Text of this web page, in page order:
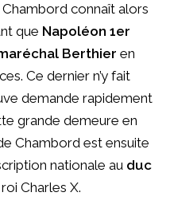
connaît alors
que Napoléon 1er
Berthier en
Ce dernier n’y fait
demande rapidement
grande demeure en
Chambord est ensuite
nationale au duc
Charles X.